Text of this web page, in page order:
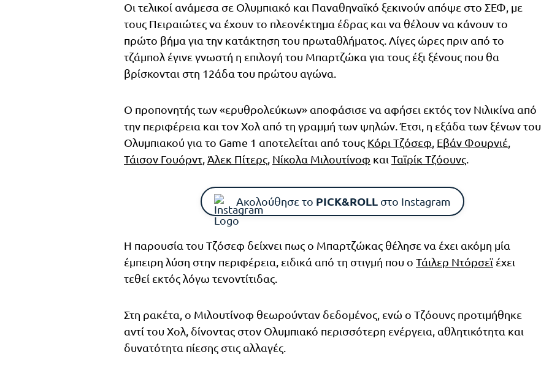
Οι τελικοί ανάμεσα σε Ολυμπιακό και Παναθηναϊκό ξεκινούν απόψε στο ΣΕΦ, με
τους Πειραιώτες να έχουν το πλεονέκτημα έδρας και να θέλουν να κάνουν το
πρώτο βήμα για την κατάκτηση του πρωταθλήματος. Λίγες ώρες πριν από το
τζάμπολ έγινε γνωστή η επιλογή του Μπαρτζώκα για τους έξι ξένους που θα
βρίσκονται στη 12άδα του πρώτου αγώνα.
Ο προπονητής των «ερυθρολεύκων» αποφάσισε να αφήσει εκτός τον Νιλικίνα από
την περιφέρεια και τον Χολ από τη γραμμή των ψηλών. Έτσι, η εξάδα των ξένων του
Ολυμπιακού για το Game 1 αποτελείται από τους Κόρι Τζόσεφ, Εβάν Φουρνιέ,
Τάισον Γουόρντ,Άλεκ Πίτερς, Νίκολα Μιλουτίνοφ και Ταϊρίκ Τζόουνς.
Ακολούθησε το PICK&ROLL στο Instagram
Η παρουσία του Τζόσεφ δείχνει πως ο Μπαρτζώκας θέλησε να έχει ακόμη μία
έμπειρη λύση στην περιφέρεια, ειδικά από τη στιγμή που ο Τάιλερ Ντόρσεϊ έχει
τεθεί εκτός λόγω τενοντίτιδας.
Στη ρακέτα, ο Μιλουτίνοφ θεωρούνταν δεδομένος, ενώ ο Τζόουνς προτιμήθηκε
αντί του Χολ, δίνοντας στον Ολυμπιακό περισσότερη ενέργεια, αθλητικότητα και
δυνατότητα πίεσης στις αλλαγές.